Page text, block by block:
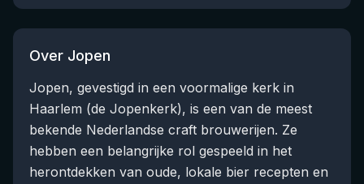
Over Jopen
Jopen, gevestigd in een voormalige kerk in
Haarlem (de Jopenkerk), is een van de meest
bekende Nederlandse craft brouwerijen. Ze
hebben een belangrijke rol gespeeld in het
herontdekken van oude, lokale bier recepten en